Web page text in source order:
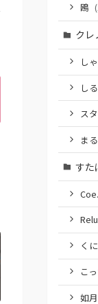
鴎
クレ
し
し
ス
ま
すた
Coe.
Relu
くに
こ
如